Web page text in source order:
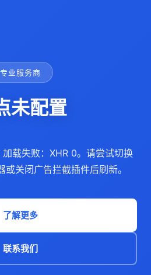
专业服务商
未配置
载失败：XHR 0。请尝试切换
关闭广告拦截插件后刷新。
了解更多
联系我们